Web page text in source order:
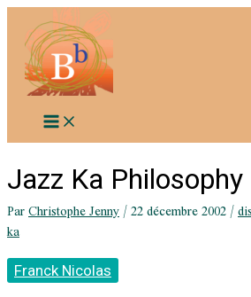
contenu
Jazz Ka Philosophy
ParChristophe Jenny/22 décembre 2002/
ka
Franck Nicolas